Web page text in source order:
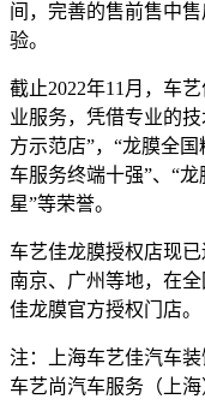
间，完善的售前售中
验。
截止2022年11月，车
业服务，凭借专业的
方示范店”，“龙膜全
车服务终端十强”、“
星”等荣誉。
车艺佳龙膜授权店现
南京、广州等地，在
佳龙膜官方授权门店。
注：上海车艺佳汽车
车艺尚汽车服务（上